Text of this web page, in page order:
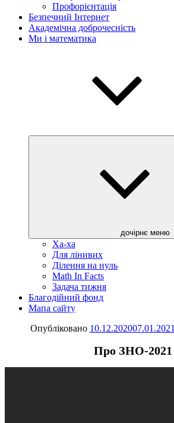
Профорієнтація
Безпечний Інтернет
Академічна доброчесність
Ми і математика
дочірнє меню
Ха-ха
Для лінивих
Ділення на нуль
Math In Facts
Задача тижня
Благодійний фонд
Мапа сайту
Опубліковано 10.12.202007.01.2021
Про ЗНО-2021